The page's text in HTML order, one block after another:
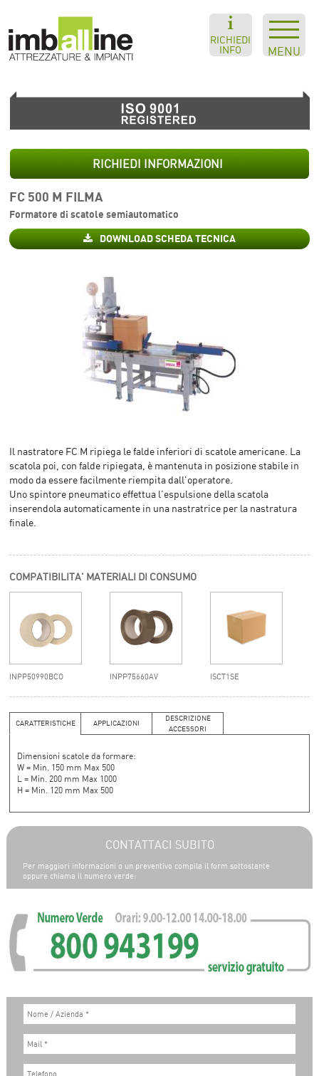
MENU
RICHIEDI
INFO
RICHIEDI INFORMAZIONI
FC 500 M FILMA
Formatore di scatole semiautomatico
DOWNLOAD SCHEDA TECNICA
Il nastratore FC M ripiega le falde inferiori di scatole americane. La
scatola poi, con falde ripiegata, è mantenuta in posizione stabile in
modo da essere facilmente riempita dall'operatore.
Uno spintore pneumatico effettua l'espulsione della scatola
inserendola automaticamente in una nastratrice per la nastratura
finale.
COMPATIBILITA' MATERIALI DI CONSUMO
INPP50990BCO INPP75660AV ISCT1SE
CARATTERISTICHE APPLICAZIONI
DESCRIZIONE
ACCESSORI
Dimensioni scatole da formare:
W = Min. 150 mm Max 500
L = Min. 200 mm Max 1000
H = Min. 120 mm Max 500
CONTATTACI SUBITO
Per maggiori informazioni o un preventivo compila il form sottostante
oppure chiama il numero verde: